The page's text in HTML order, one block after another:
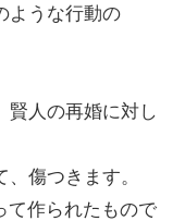
ような行動の
賢人の再婚に対し
傷つきます。
て作られたもので